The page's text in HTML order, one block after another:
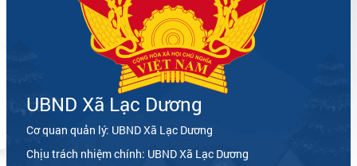
UBND Xã Lạc Dương
Cơ quan quản lý: UBND Xã Lạc Dương
Chịu trách nhiệm chính: UBND Xã Lạc Dương